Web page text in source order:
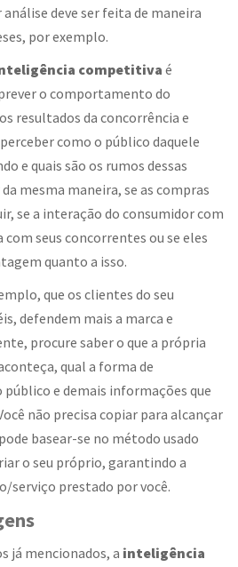
deve ser feita de maneira
por exemplo.
competitiva é
o comportamento do
resultados da concorrência e
como o público daquele
e quais são os rumos dessas
mesma maneira, se as compras
se a interação do consumidor com
com seus concorrentes ou se eles
quanto a isso.
que os clientes do seu
defendem mais a marca e
procure saber o que a própria
qual a forma de
e demais informações que
não precisa copiar para alcançar
basear-se no método usado
o seu próprio, garantindo a
serviço prestado por você.
já mencionados, a inteligência